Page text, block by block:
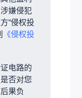
嫌侵犯
“侵权投
《侵权投
电路的
否对您
果负